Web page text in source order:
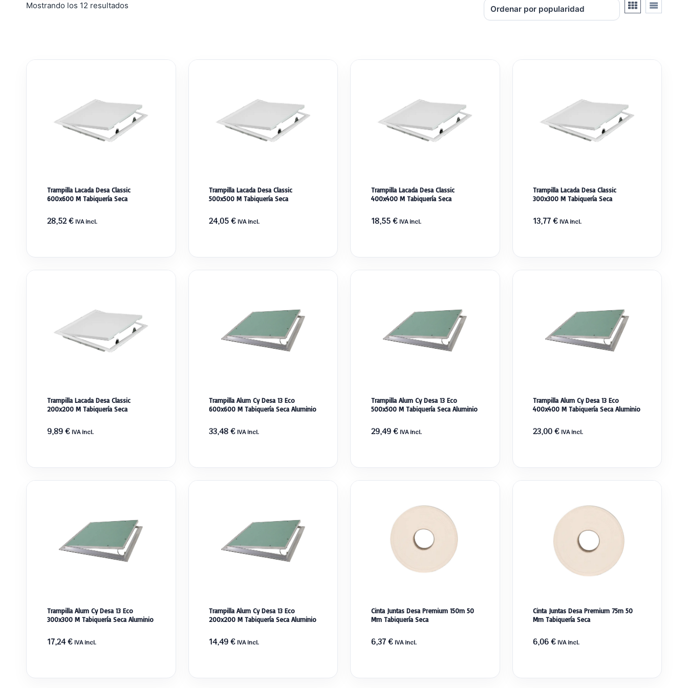
Mostrando los 12 resultados
Trampilla Lacada Desa Classic
600x600 M Tabiquería Seca
28,52€ IVA incl.
Trampilla Lacada Desa Classic
500x500 M Tabiquería Seca
24,05€ IVA incl.
Trampilla Lacada Desa Classic
400x400 M Tabiquería Seca
18,55€ IVA incl.
Trampilla Lacada Desa Classic
300x300 M Tabiquería Seca
13,77€ IVA incl.
Trampilla Lacada Desa Classic
200x200 M Tabiquería Seca
9,89€ IVA incl.
Trampilla Alum Cy Desa 13 Eco
600x600 M Tabiquería Seca Aluminio
33,48€ IVA incl.
Trampilla Alum Cy Desa 13 Eco
500x500 M Tabiquería Seca Aluminio
29,49€ IVA incl.
Trampilla Alum Cy Desa 13 Eco
400x400 M Tabiquería Seca Aluminio
23,00€ IVA incl.
Trampilla Alum Cy Desa 13 Eco
300x300 M Tabiquería Seca Aluminio
17,24€ IVA incl.
Trampilla Alum Cy Desa 13 Eco
200x200 M Tabiquería Seca Aluminio
14,49€ IVA incl.
Cinta Juntas Desa Premium 150m 50
Mm Tabiquería Seca
6,37€ IVA incl.
Cinta Juntas Desa Premium 75m 50
Mm Tabiquería Seca
6,06€ IVA incl.